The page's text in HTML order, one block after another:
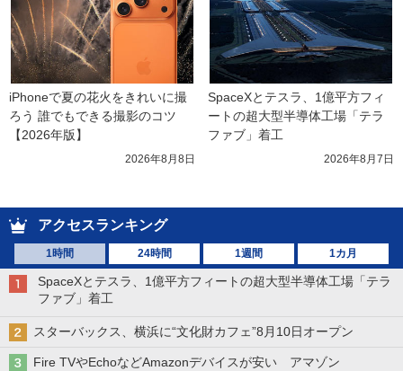
iPhoneで夏の花火をきれいに撮
ろう 誰でもできる撮影のコツ
【2026年版】
2026年8月8日
SpaceXとテスラ、1億平方フィ
ートの超大型半導体工場「テラ
ファブ」着工
2026年8月7日
アクセスランキング
1時間 24時間 1週間 1カ月
SpaceXとテスラ、1億平方フィートの超大型半導体工場「テラ
ファブ」着工
スターバックス、横浜に“文化財カフェ”8月10日オープン
Fire TVやEchoなどAmazonデバイスが安い アマゾン